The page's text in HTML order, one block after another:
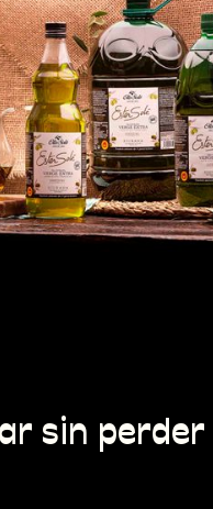
sin perder